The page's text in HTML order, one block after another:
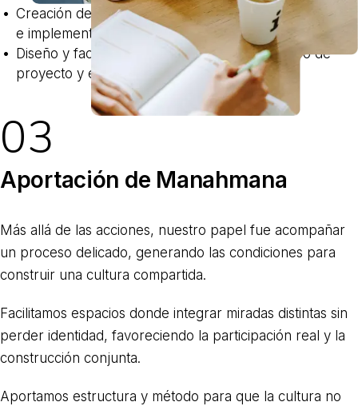
Creación de un equipo interdepartamental de diseño
e implementación
Diseño y facilitación de dinámicas con el equipo de
proyecto y el comité directivo
03
Aportación de Manahmana
Más allá de las acciones, nuestro papel fue acompañar
un proceso delicado, generando las condiciones para
construir una cultura compartida.
Facilitamos espacios donde integrar miradas distintas sin
perder identidad, favoreciendo la participación real y la
construcción conjunta.
Aportamos estructura y método para que la cultura no